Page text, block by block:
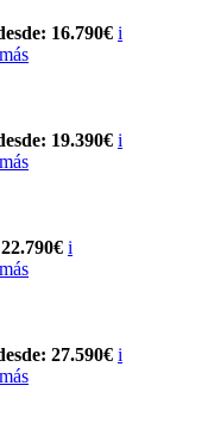
16.790€ i
19.390€ i
i
27.590€ i